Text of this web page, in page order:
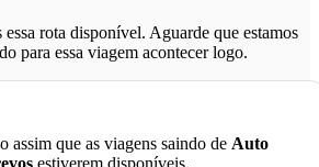
rota disponível. Aguarde que estamos
para essa viagem acontecer logo.
assim que as viagens saindo de Auto